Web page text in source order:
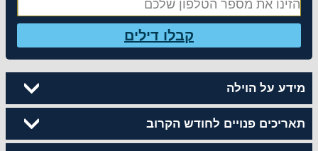
קבלו דילים
מידע על הוילה
תאריכים פנויים לחודש הקרוב